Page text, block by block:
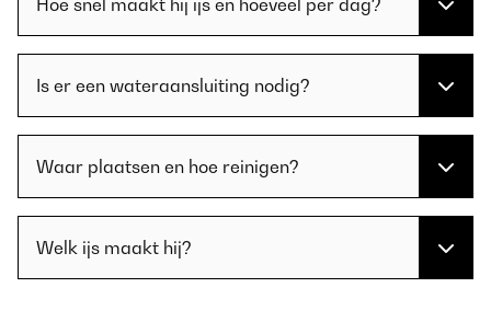
Hoe snel maakt hij ijs en hoeveel per dag?
Is er een wateraansluiting nodig?
Waar plaatsen en hoe reinigen?
Welk ijs maakt hij?